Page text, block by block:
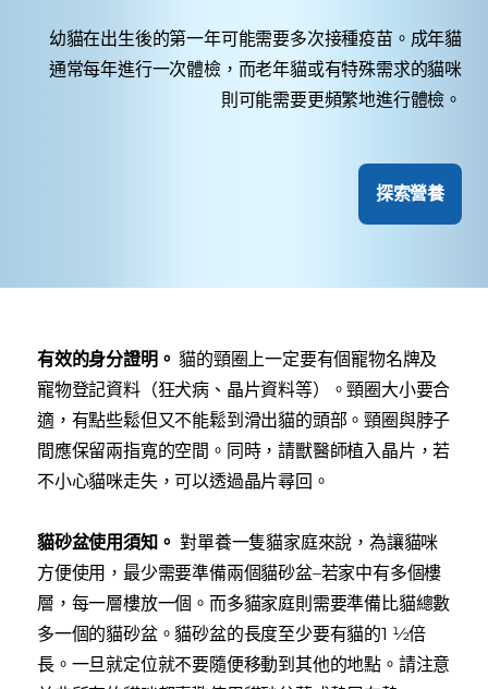
幼貓在出生後的第一年可能需要多次接種疫苗。成年貓
通常每年進行一次體檢，而老年貓或有特殊需求的貓咪
則可能需要更頻繁地進行體檢。
探索營養
有效的身分證明。 貓的頸圈上一定要有個寵物名牌及
寵物登記資料（狂犬病、晶片資料等）。頸圈大小要合
適，有點些鬆但又不能鬆到滑出貓的頭部。頸圈與脖子
間應保留兩指寬的空間。同時，請獸醫師植入晶片，若
不小心貓咪走失，可以透過晶片尋回。
貓砂盆使用須知。對單養一隻貓家庭來說，為讓貓咪
方便使用，最少需要準備兩個貓砂盆–若家中有多個樓
層，每一層樓放一個。而多貓家庭則需要準備比貓總數
多一個的貓砂盆。貓砂盆的長度至少要有貓的1 ½倍
長。一旦就定位就不要隨便移動到其他的地點。請注意